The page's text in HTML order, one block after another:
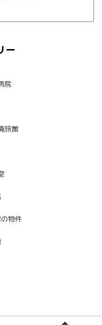
ー
院
旅館
物件